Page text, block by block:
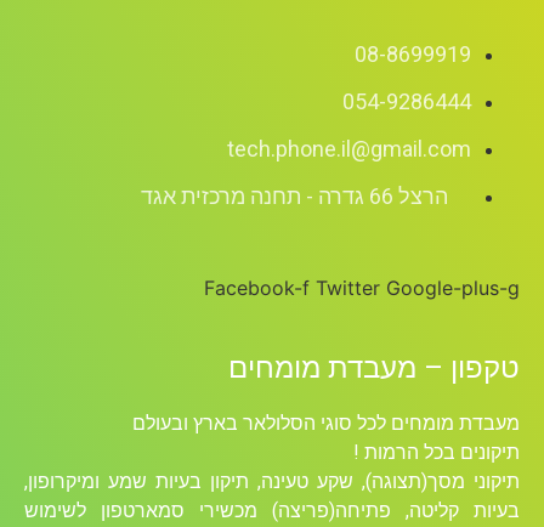
08-8699919
054-9286444
tech.phone.il@gmail.com
הרצל 66 גדרה - תחנה מרכזית אגד
Facebook-f Twitter Google-plus-g
טקפון – מעבדת מומחים
מעבדת מומחים לכל סוגי הסלולאר בארץ ובעולם
תיקונים בכל הרמות !
תיקוני מסך(תצוגה), שקע טעינה, תיקון בעיות שמע ומיקרופון,
בעיות קליטה, פתיחה(פריצה) מכשירי סמארטפון לשימוש